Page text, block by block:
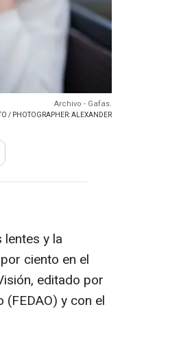
Archivo - Gafas.
/ PHOTOGRAPHER: ALEXANDER
y la
ciento en el
editado por
y con el